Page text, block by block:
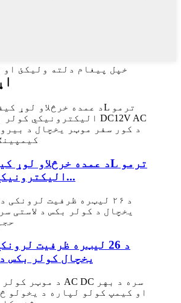
خپل پیغام دلته ولیکئ او
الیکترونیکي شرکت...
د 26 لیټره ظرفیت
یخچال کولر بکس